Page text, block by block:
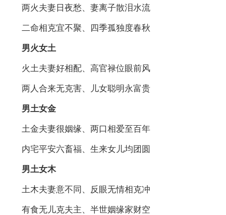
两火夫妻日夜愁、妻离子散泪水流
二命相克宜不聚、四季孤独度春秋
男火女土
火土夫妻好相配、高官禄位眼前风
两人合来无克害、儿女聪明永富贵
男土女金
土金夫妻很姻缘、两口相爱至百年
内宅平安六畜福、生来女儿均团圆
男土女木
土木夫妻意不同、反眼无情相克冲
有食无儿克夫主、半世姻缘家财空